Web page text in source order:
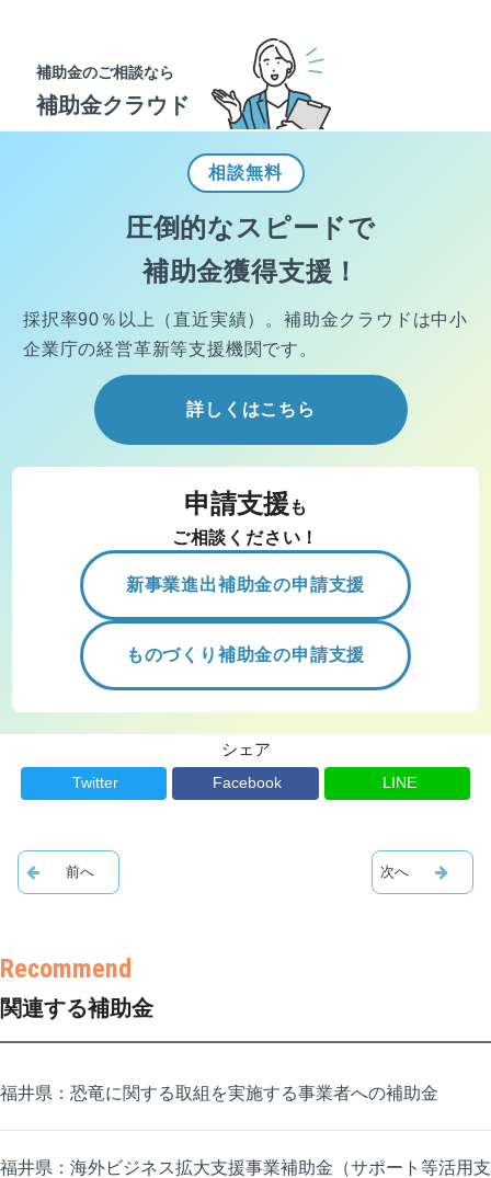
補助金のご相談なら
補助金クラウド
相談無料
圧倒的なスピードで
補助金獲得支援！
採択率90％以上（直近実績）。 補助金クラウドは中小
企業庁の経営革新等支援機関です。
詳しくはこちら
申請支援 も
ご相談ください！
新事業進出補助金の申請支援
ものづくり補助金の申請支援
シェア
Twitter Facebook LINE
関連する補助金
福井県：恐竜に関する取組を実施する事業者への補助金
福井県：海外ビジネス拡大支援事業補助金（サポート等活用支